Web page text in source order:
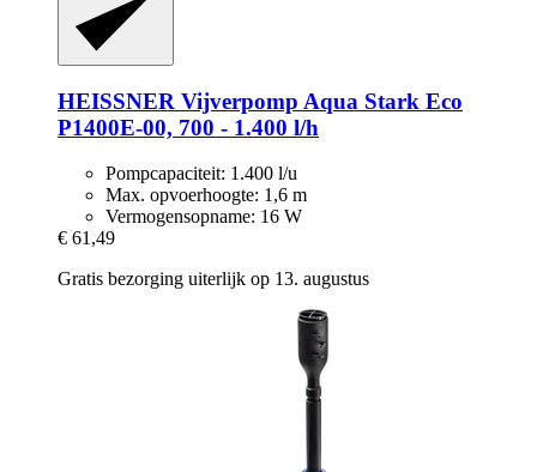
HEISSNER Vijverpomp Aqua Stark Eco
P1400E-​00, 700 -​ 1.400 l/h
Pompcapaciteit: 1.400 l/u
Max. opvoerhoogte: 1,6 m
Vermogensopname: 16 W
€ 61,49
Gratis bezorging uiterlijk op 13. augustus